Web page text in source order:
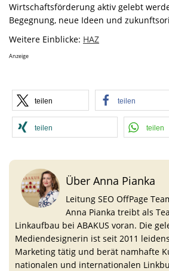
Wirtschaftsförderung aktiv gelebt
Begegnung, neue Ideen und
Weitere Einblicke: HAZ
Anzeige
teilen teilen
teilen teilen
Über Anna Pianka
Leitung SEO OffPage
Anna Pianka treibt als
Linkaufbau bei ABAKUS voran. Die
Mediendesignerin ist seit 2011
Marketing tätig und berät namhafte
nationalen und internationalen